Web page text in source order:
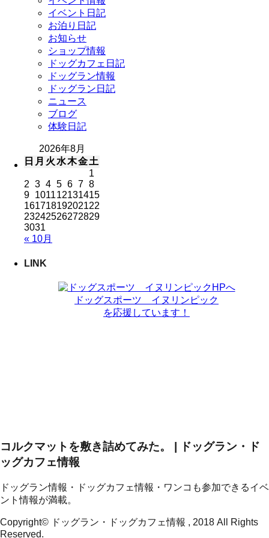
イベント日記
お泊り日記
お知らせ
ショップ情報
ドッグカフェ日記
ドッグラン情報
ドッグラン日記
ニュース
ブログ
体験日記
2026年8月
日 月 火 水木金土
1
2 3 4 5 6 7 8
9 101112131415
16171819202122
23242526272829
3031
« 10月
LINK
ドッグスポーツ イヌリンピック
を応援しています！
コルクマットを敷き詰めてみた。 | ドッグラン・ド
ッグカフェ情報
ドッグラン情報・ドッグカフェ情報・ワンコも参加できるイベ
ント情報が満載。
Copyright© ドッグラン・ドッグカフェ情報 , 2018 All Rights
Reserved.